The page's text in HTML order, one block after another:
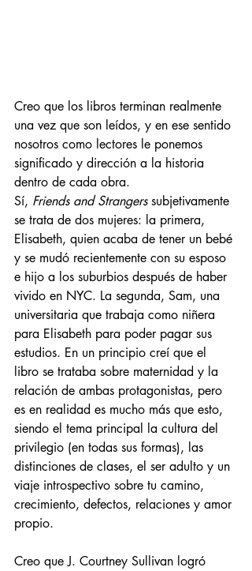
Creo que los libros terminan realmente
una vez que son leídos, y en ese sentido
nosotros como lectores le ponemos
significado y dirección a la historia
dentro de cada obra.
Sí, Friends and Strangers subjetivamente
se trata de dos mujeres: la primera,
Elisabeth, quien acaba de tener un bebé
y se mudó recientemente con su esposo
e hijo a los suburbios después de haber
vivido en NYC. La segunda, Sam, una
universitaria que trabaja como niñera
para Elisabeth para poder pagar sus
estudios. En un principio creí que el
libro se trataba sobre maternidad y la
relación de ambas protagonistas, pero
es en realidad es mucho más que esto,
siendo el tema principal la cultura del
privilegio (en todas sus formas), las
distinciones de clases, el ser adulto y un
viaje introspectivo sobre tu camino,
crecimiento, defectos, relaciones y amor
propio.
Creo que J. Courtney Sullivan logró